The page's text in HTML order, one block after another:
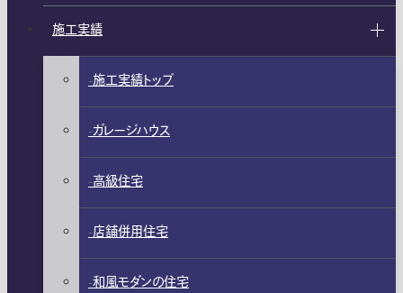
施工実績
施工実績トップ
ガレージハウス
高級住宅
店舗併用住宅
和風モダンの住宅